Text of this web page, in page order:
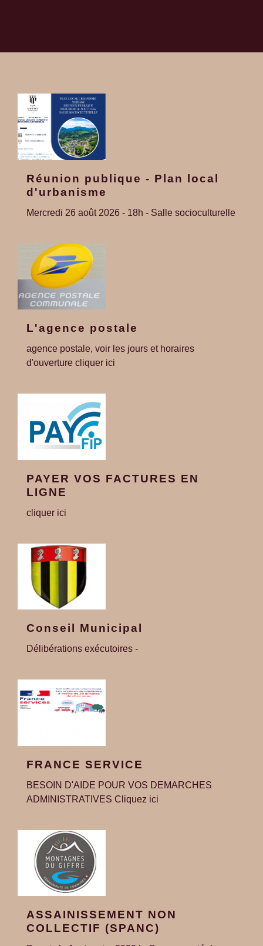
Réunion publique - Plan local
d'urbanisme
Mercredi 26 août 2026 - 18h - Salle socioculturelle
L'agence postale
agence postale, voir les jours et horaires
d'ouverture cliquer ici
PAYER VOS FACTURES EN
LIGNE
cliquer ici
Conseil Municipal
Délibérations exécutoires -
FRANCE SERVICE
BESOIN D'AIDE POUR VOS DEMARCHES
ADMINISTRATIVES Cliquez ici
ASSAINISSEMENT NON
COLLECTIF (SPANC)